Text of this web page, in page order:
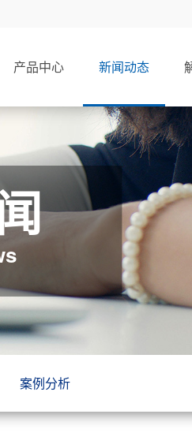
产品中心 新闻动态
案例分析